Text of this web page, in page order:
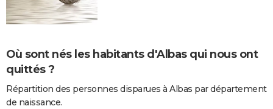
Où sont nés les habitants d'Albas qui nous ont
quittés ?
Répartition des personnes disparues à Albas par département
de naissance.